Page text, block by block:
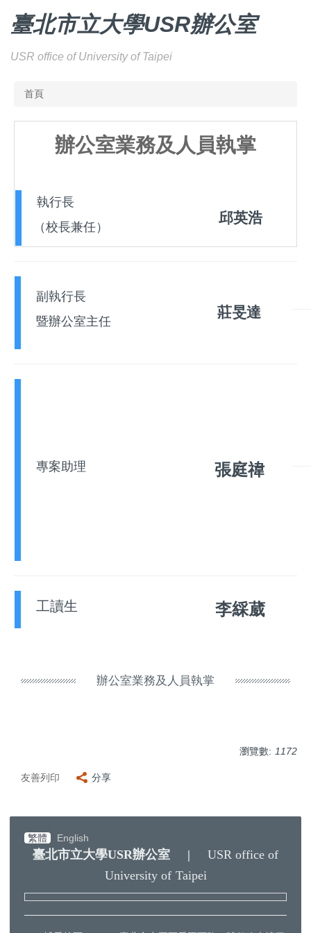
到
要
臺北市立大學USR辦公室
USR office of University of Taipei
首頁
辦公室業務及人員執掌
執行長
（校長兼任）
邱英浩
副執行長
暨辦公室主任
莊旻達
專案助理 張庭禕
工讀生 李綵葳
辦公室業務及人員執掌
瀏覽數: 1172
友善列印 分享
繁體 English
臺北市立大學USR辦公室 |
USR office of
University of Taipei